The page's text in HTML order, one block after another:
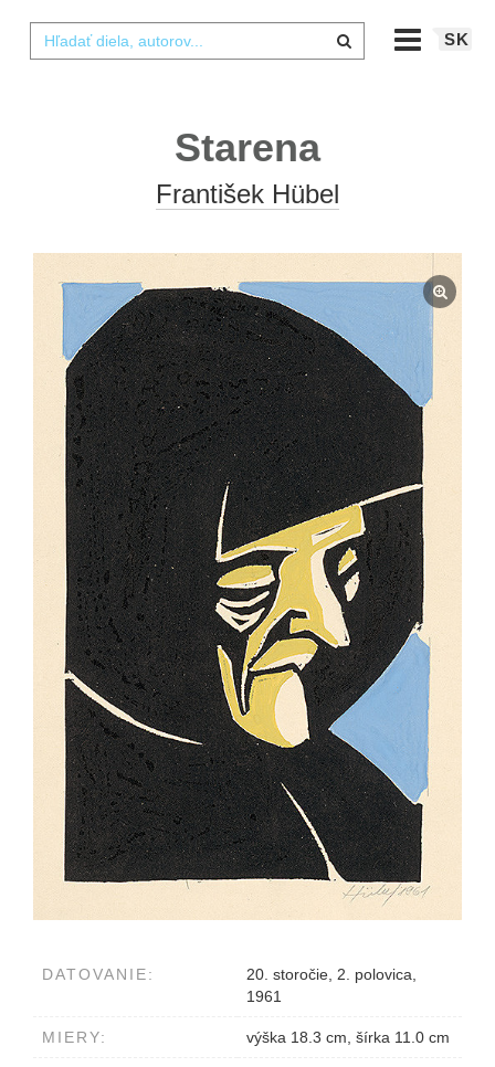
SK
Starena
František Hübel
DATOVANIE:
20. storočie, 2. polovica,
1961
MIERY: výška 18.3 cm, šírka 11.0 cm